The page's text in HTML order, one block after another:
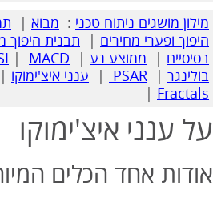
מילון מושגים ניתוח טכני : מבוא
היפוך ופערי מחירים
תבנית היפוך
בסיסיים
ממוצע נע MACD
בולינגר
PSAR ענני איצ'ימוקו
Fractals
על ענני איצ'ימוקו
אודות אחד הכלים